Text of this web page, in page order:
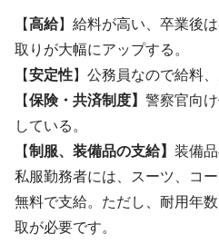
【高給】給料が高い、卒業後
取りが大幅にアップする。
【安定性】公務員なので給料
【保険・共済制度】 警察官向
している。
【制服、装備品の支給】 装備
私服勤務者には、スーツ、コ
無料で支給。ただし、耐用年
取が必要です。